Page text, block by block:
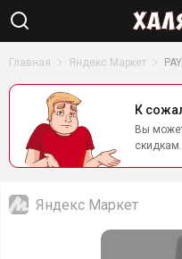
Главная Яндекс Маркет
К
Вы
скидкам.
Яндекс Маркет